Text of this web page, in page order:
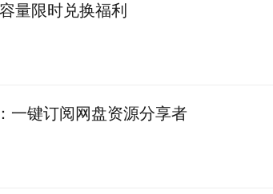
量限时兑换福利
一键订阅网盘资源分享者